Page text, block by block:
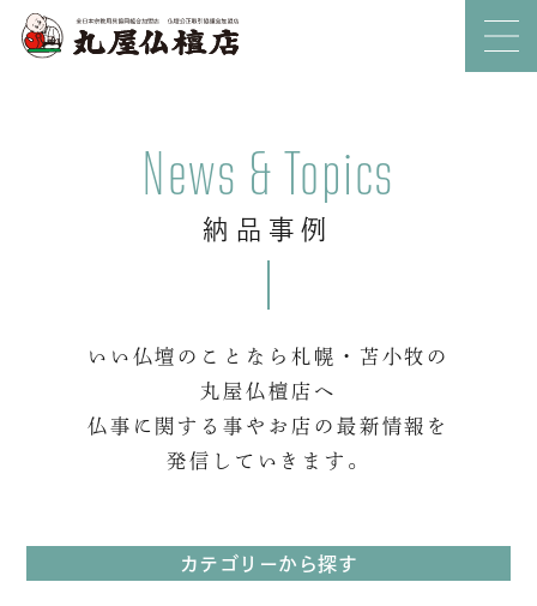
News & Topics
納品事例
いい仏壇のことなら札幌・苫小牧の
丸屋仏檀店へ
仏事に関する事やお店の最新情報を
発信していきます。
カテゴリーから探す